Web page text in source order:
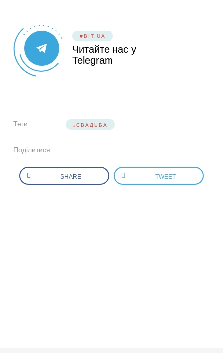
#BIT.UA
Читайте нас у
Telegram
Теги: СВАДЬБА
Поділитися:
SHARE TWEET